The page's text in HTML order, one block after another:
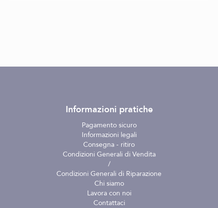
Informazioni pratiche
Pagamento sicuro
Informazioni legali
Consegna - ritiro
Condizioni Generali di Vendita
/
Condizioni Generali di Riparazione
Chi siamo
Lavora con noi
Contattaci